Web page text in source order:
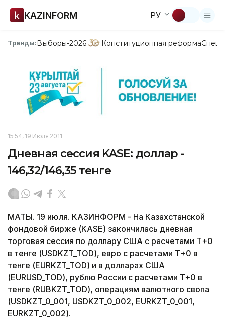
KAZINFORM РУ
Тренды:Выборы-2026 Конституционная реформа
15:54, 19 Июля 2011
Дневная сессия KASE: доллар -
146,32/146,35 тенге
МАТЫ. 19 июля. КАЗИНФОРМ - На Казахстанской
фондовой бирже (KASE) закончилась дневная
торговая сессия по доллару США с расчетами Т+0
в тенге (USDKZT_TOD), евро с расчетами Т+0 в
тенге (EURKZT_TOD) и в долларах США
(EURUSD_TOD), рублю России с расчетами T+0 в
тенге (RUBKZT_TOD), операциям валютного свопа
(USDKZT_0_001, USDKZT_0_002, EURKZT_0_001,
EURKZT_0_002).